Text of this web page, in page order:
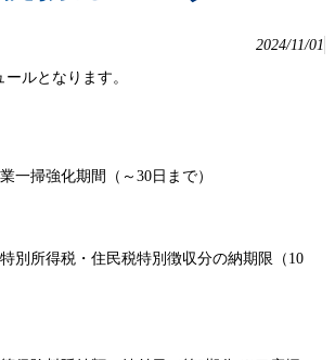
2024/11/01
ルとなります。
一掃強化期間（～30日まで）
別所得税・住民税特別徴収分の納期限（10